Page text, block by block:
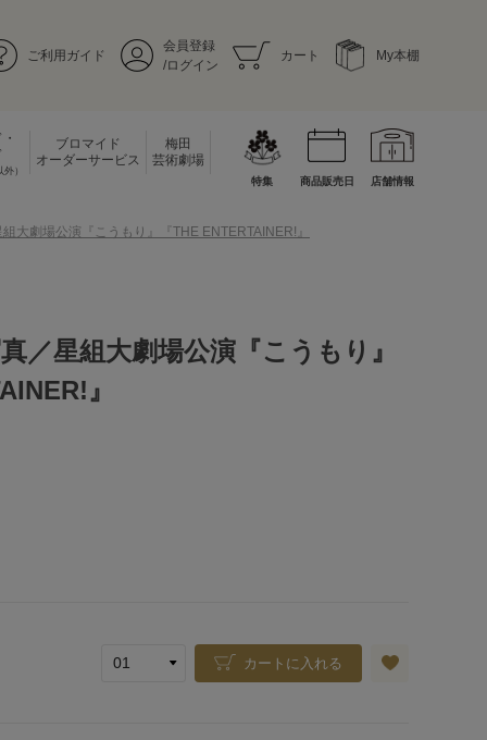
ご利用ガイド
会員登録
/ログイン
カート My本棚
）
ブロマイド
オーダーサービス
梅田
芸術劇場
特集 商品販売日 店舗情報
大劇場公演『こうもり』『THE ENTERTAINER!』
／星組大劇場公演『こうもり』
』
カートに入れる